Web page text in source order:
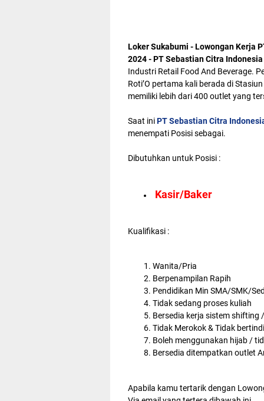
Loker Sukabumi - Lowongan Kerja
2024 - PT Sebastian Citra
Industri Retail Food And Beverage.
Roti’O pertama kali berada di
memiliki lebih dari 400 outlet yang
Saat iniPT Sebastian Citra
menempati Posisi sebagai.
Dibutuhkan untuk Posisi :
Kasir/Baker
Kualifikasi :
Wanita/Pria
Berpenampilan Rapih
Pendidikan Min SMA/SMK/
Tidak sedang proses kuliah
Bersedia kerja sistem shifting
Tidak Merokok & Tidak
Boleh menggunakan hijab /
Bersedia ditempatkan outlet
Apabila kamu tertarik dengan